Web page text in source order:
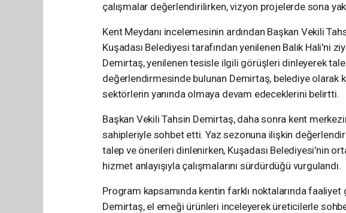
çalışmalar değerlendirilirken, vizyon projelerde sona
Kent Meydanı incelemesinin ardından Başkan Vekili
Kuşadası Belediyesi tarafından yenilenen Balık Hali'ni
Demirtaş, yenilenen tesisle ilgili görüşleri dinleyerek
değerlendirmesinde bulunan Demirtaş, belediye olarak
sektörlerin yanında olmaya devam edeceklerini belirtti.
Başkan Vekili Tahsin Demirtaş, daha sonra kent
sahipleriyle sohbet etti. Yaz sezonuna ilişkin
talep ve önerileri dinlenirken, Kuşadası Belediyesi'nin
hizmet anlayışıyla çalışmalarını sürdürdüğü vurgulandı.
Program kapsamında kentin farklı noktalarında
Demirtaş, el emeği ürünleri inceleyerek üreticilerle